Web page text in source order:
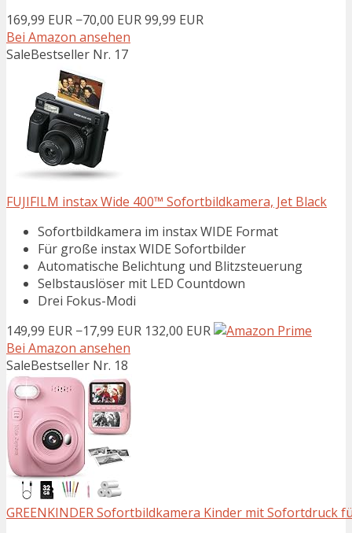
169,99 EUR −70,00 EUR99,99 EUR
Bei Amazon ansehen
SaleBestseller Nr. 17
FUJIFILM instax Wide 400™ Sofortbildkamera, Jet Black
Sofortbildkamera im instax WIDE Format
Für große instax WIDE Sofortbilder
Automatische Belichtung und Blitzsteuerung
Selbstauslöser mit LED Countdown
Drei Fokus-Modi
149,99 EUR −17,99 EUR 132,00 EUR
Bei Amazon ansehen
SaleBestseller Nr. 18
GREENKINDER Sofortbildkamera Kinder mit Sofortdruck